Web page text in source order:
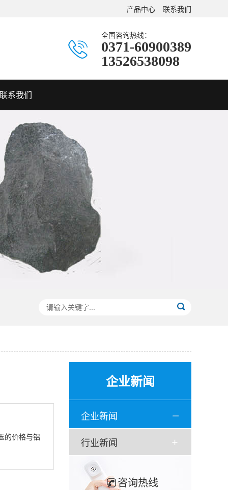
产品中心 联系我们
全国咨询热线：
0371-60900389
13526538098
联系我们
企业新闻
企业新闻
行业新闻
咨询热线
的价格与铝